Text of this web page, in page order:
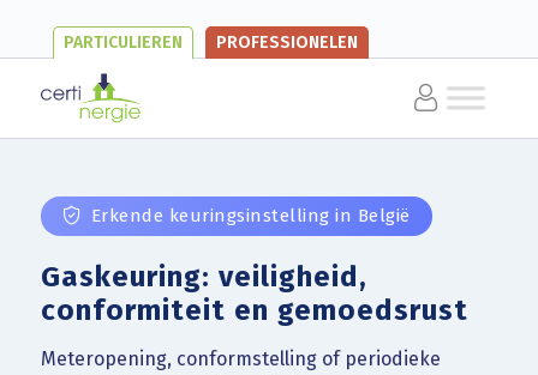
PARTICULIEREN PROFESSIONELEN
Erkende keuringsinstelling in België
Gaskeuring: veiligheid,
conformiteit en gemoedsrust
Meteropening, conformstelling of periodieke